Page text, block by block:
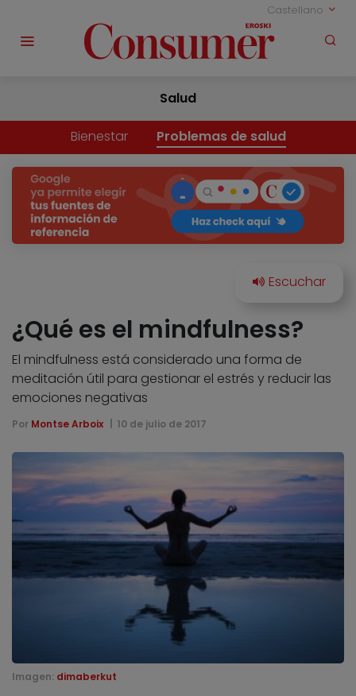
Castellano
Salud
Bienestar Problemas de salud
¿Qué es el mindfulness?
El mindfulness está considerado una forma de
meditación útil para gestionar el estrés y reducir las
emociones negativas
Por Montse Arboix 10 de julio de 2017
Imagen: dimaberkut